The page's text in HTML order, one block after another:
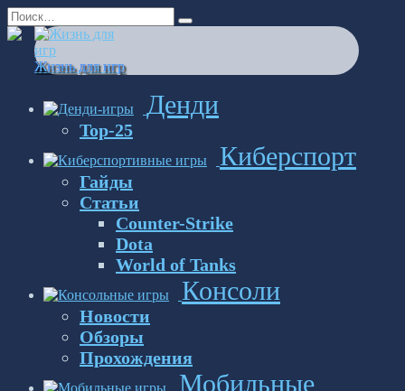
Перейти
к
содержанию
Search
for:
Жизнь для игр
Денди
Top-25
Киберспорт
Гайды
Статьи
Counter-Strike
Dota
World of Tanks
Консоли
Новости
Обзоры
Прохождения
Мобильные